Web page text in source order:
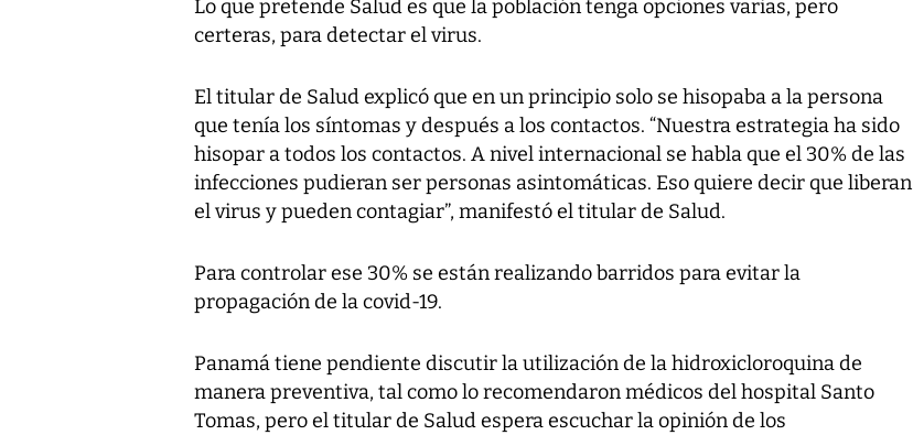
Lo que pretende Salud es que la población tenga opciones varias, pero
certeras, para detectar el virus.
El titular de Salud explicó que en un principio solo se hisopaba a la persona
que tenía los síntomas y después a los contactos. “Nuestra estrategia ha sido
hisopar a todos los contactos. A nivel internacional se habla que el 30% de las
infecciones pudieran ser personas asintomáticas. Eso quiere decir que liberan
el virus y pueden contagiar”, manifestó el titular de Salud.
Para controlar ese 30% se están realizando barridos para evitar la
propagación de la covid-19.
Panamá tiene pendiente discutir la utilización de la hidroxicloroquina de
manera preventiva, tal como lo recomendaron médicos del hospital Santo
Tomas, pero el titular de Salud espera escuchar la opinión de los